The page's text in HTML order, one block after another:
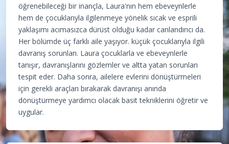
öğrenebileceği bir inançla, Laura'nın hem ebeveynlerle
hem de çocuklarıyla ilgilenmeye yönelik sıcak ve esprili
yaklaşımı acımasızca dürüst olduğu kadar canlandırıcı da.
Her bölümde üç farklı aile yaşıyor. küçük çocuklarıyla ilgili
davranış sorunları. Laura çocuklarla ve ebeveynlerle
tanışır, davranışlarını gözlemler ve altta yatan sorunları
tespit eder. Daha sonra, ailelere evlerini dönüştürmeleri
için gerekli araçları bırakarak davranışı anında
dönüştürmeye yardımcı olacak basit tekniklerini öğretir ve
uygular.